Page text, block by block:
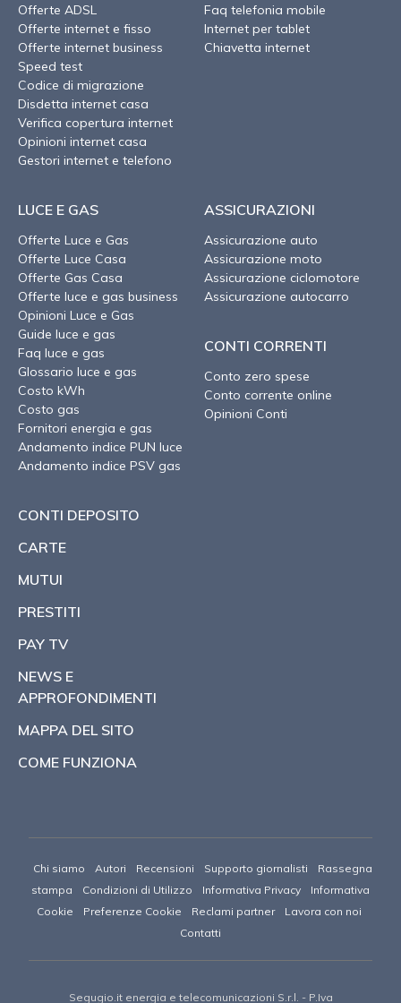
Offerte ADSL
Offerte internet e fisso
Offerte internet business
Speed test
Codice di migrazione
Disdetta internet casa
Verifica copertura internet
Opinioni internet casa
Gestori internet e telefono
Faq telefonia mobile
Internet per tablet
Chiavetta internet
LUCE E GAS
Offerte Luce e Gas
Offerte Luce Casa
Offerte Gas Casa
Offerte luce e gas business
Opinioni Luce e Gas
Guide luce e gas
Faq luce e gas
Glossario luce e gas
Costo kWh
Costo gas
Fornitori energia e gas
Andamento indice PUN luce
Andamento indice PSV gas
ASSICURAZIONI
Assicurazione auto
Assicurazione moto
Assicurazione ciclomotore
Assicurazione autocarro
CONTI CORRENTI
Conto zero spese
Conto corrente online
Opinioni Conti
CONTI DEPOSITO
CARTE
MUTUI
PRESTITI
PAY TV
NEWS E
APPROFONDIMENTI
MAPPA DEL SITO
COME FUNZIONA
Chi siamo Autori Recensioni Supporto giornalisti
Rassegna
stampa
Condizioni di Utilizzo Informativa Privacy
Informativa
Cookie
Preferenze Cookie Reclami partner
Lavora con noi
Contatti
Segugio.it energia e telecomunicazioni S.r.l. - P.Iva